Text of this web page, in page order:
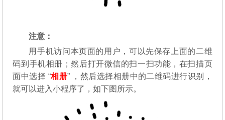
注意：
用手机访问本页面的用户，可以先保存上面的二维
码到手机相册；然后打开微信的扫一扫功能，在扫描页
面中选择 “相册” ，然后选择相册中的二维码进行识别，
就可以进入小程序了，如下图所示。